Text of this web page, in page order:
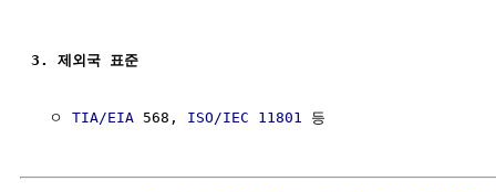
3. 제외국 표준
  ㅇ
TIA/EIA 568, ISO/IEC 11801